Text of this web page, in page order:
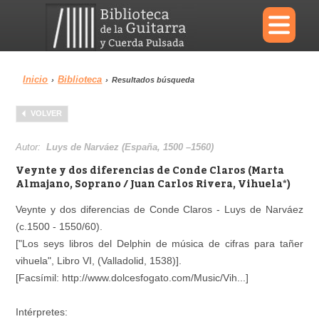
×
Menu
Biblioteca Diccionario
Área personal Reproductor
Inicio › Biblioteca › Resultados búsqueda
VOLVER
Autor:Luys de Narváez (España, 1500 –1560)
Veynte y dos diferencias de Conde Claros (Marta
Almajano, Soprano / Juan Carlos Rivera, Vihuela*)
Veynte y dos diferencias de Conde Claros - Luys de Narváez
(c.1500 - 1550/60).
["Los seys libros del Delphin de música de cifras para tañer
vihuela", Libro VI, (Valladolid, 1538)].
[Facsímil: http://www.dolcesfogato.com/Music/Vih...]
Intérpretes: